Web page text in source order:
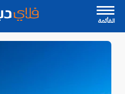
القأئمة